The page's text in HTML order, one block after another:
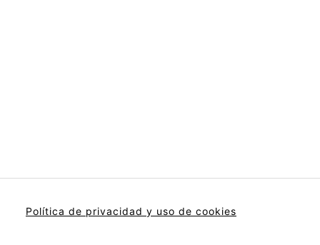
Política de privacidad y uso de cookies